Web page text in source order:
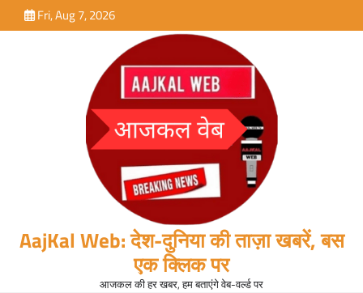
to
Fri, Aug 7, 2026
AajKal Web: देश-दुनिया की ताज़ा खबरें, बस
एक क्लिक पर
आजकल की हर खबर, हम बताएंगे वेब-वर्ल्ड पर